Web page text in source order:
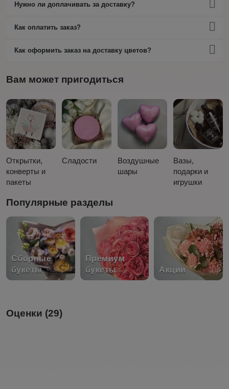
Нужно ли доплачивать за доставку?
Как оплатить заказ?
Как оформить заказ на доставку цветов?
Вам может пригодиться
Открытки,
конверты и
пакеты
Сладости
Воздушные
шары
Вазы,
подарки и
игрушки
Популярные разделы
Сборные
букеты
Премиум
букеты
Акции
Оценки (29)